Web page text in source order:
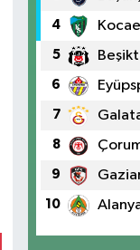
4
5
6
7
8
9
10